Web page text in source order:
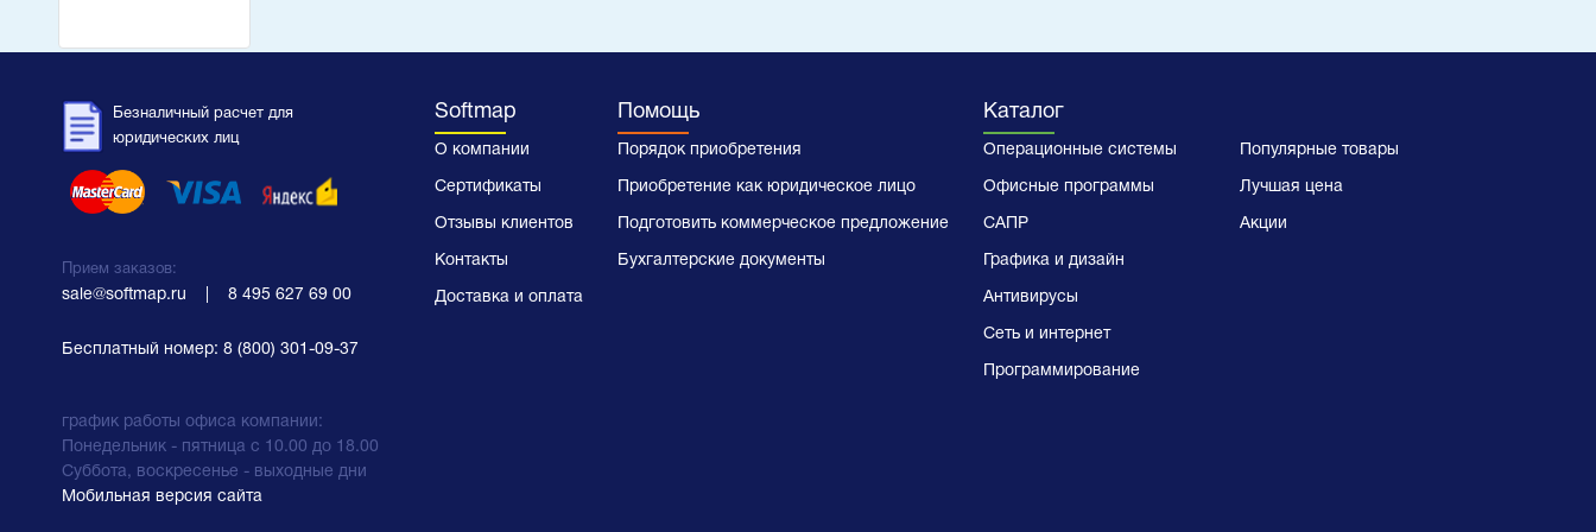
Безналичный расчет для
юридических лиц
Прием заказов:
sale@softmap.ru 8 495 627 69 00
Бесплатный номер: 8 (800) 301-09-37
график работы офиса компании:
Понедельник - пятница с 10.00 до 18.00
Суббота, воскресенье - выходные дни
Softmap
О компании
Сертификаты
Отзывы клиентов
Контакты
Доставка и оплата
Помощь
Порядок приобретения
Приобретение как юридическое лицо
Подготовить коммерческое предложение
Бухгалтерские документы
Каталог
Операционные системы
Офисные программы
САПР
Графика и дизайн
Антивирусы
Сеть и интернет
Программирование
Популярные товары
Лучшая цена
Акции
Мобильная версия сайта